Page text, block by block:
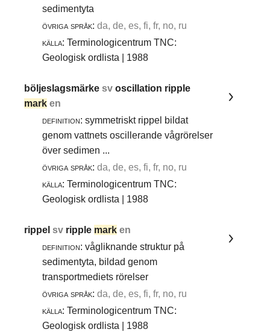
sedimentyta
övriga språk: da, de, es, fi, fr, no, ru
källa: Terminologicentrum TNC:
Geologisk ordlista | 1988
böljeslagsmärkesvoscillation ripple
mark en
definition: symmetriskt rippel bildat
genom vattnets oscillerande vågrörelser
över sedimen ...
övriga språk: da, de, es, fi, fr, no, ru
källa: Terminologicentrum TNC:
Geologisk ordlista | 1988
rippelsv ripple mark en
definition: vågliknande struktur på
sedimentyta, bildad genom
transportmediets rörelser
övriga språk: da, de, es, fi, fr, no, ru
källa: Terminologicentrum TNC:
Geologisk ordlista | 1988